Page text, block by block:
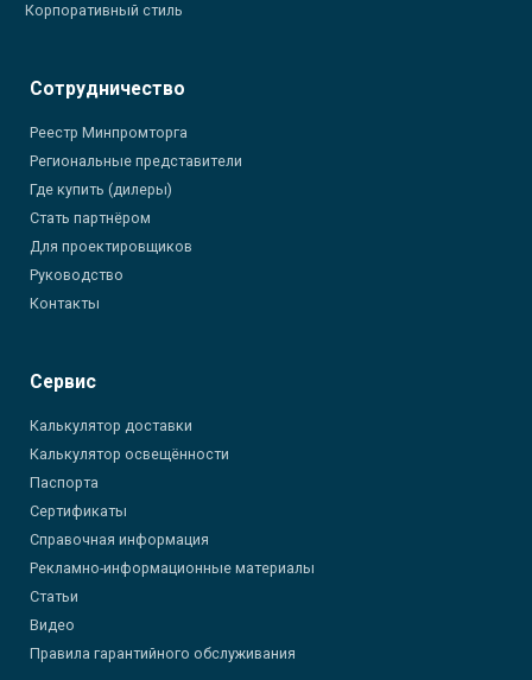
Корпоративный стиль
Сотрудничество
Реестр Минпромторга
Региональные представители
Где купить (дилеры)
Стать партнёром
Для проектировщиков
Руководство
Контакты
Сервис
Калькулятор доставки
Калькулятор освещённости
Паспорта
Сертификаты
Справочная информация
Рекламно-информационные материалы
Статьи
Видео
Правила гарантийного обслуживания